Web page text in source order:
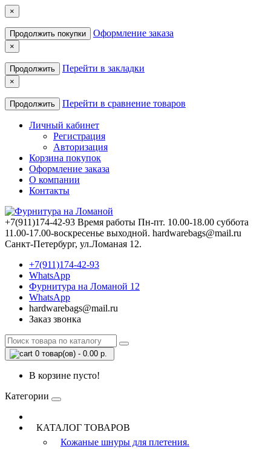
×
Продолжить покупки Оформление заказа
×
Продолжить Перейти в закладки
×
Продолжить Перейти в сравнение товаров
Личный кабинет
Регистрация
Авторизация
Корзина покупок
Оформление заказа
О компании
Контакты
+7(911)174-42-93 Время работы Пн-пт. 10.00-18.00 cуббота
11.00-17.00-воcкреcенье выходной. hardwarebags@mail.ru
Санкт-Петербург, ул.Ломаная 12.
+7(911)174-42-93
WhatsApp
Фурнитура на Ломаной 12
WhatsApp
hardwarebags@mail.ru
Заказ звонка
0 товар(ов) - 0.00 р.
В корзине пусто!
Категории
КАТАЛОГ ТОВАРОВ
Кожаные шнуры для плетения.